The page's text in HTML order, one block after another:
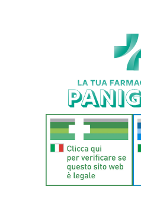
GUANTO
€1,50
Aggiungi